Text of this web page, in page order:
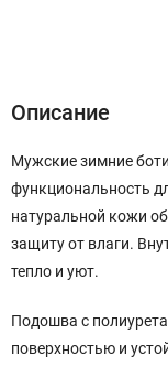
Описание
Мужские зимние
функциональность
натуральной кожи
защиту от влаги.
тепло и уют.
Подошва с
поверхностью и